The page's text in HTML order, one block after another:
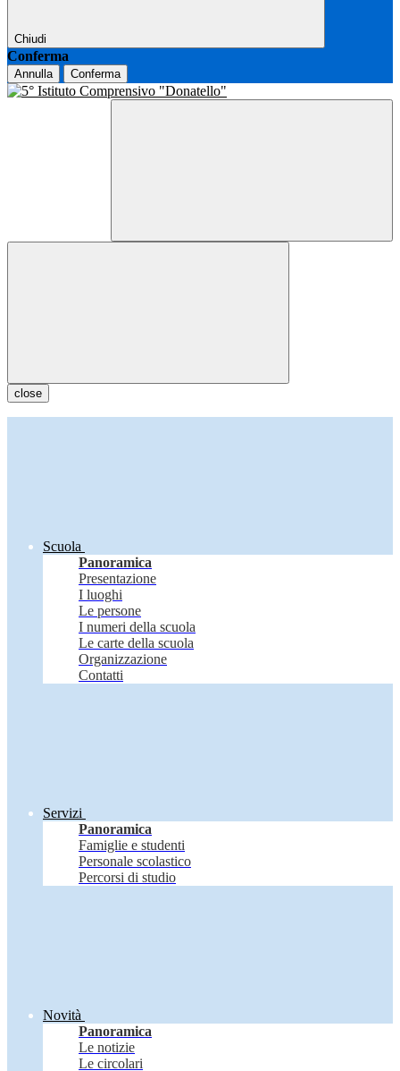
Chiudi
Conferma
Annulla Conferma
close
Scuola
Panoramica
Presentazione
I luoghi
Le persone
I numeri della scuola
Le carte della scuola
Organizzazione
Contatti
Servizi
Panoramica
Famiglie e studenti
Personale scolastico
Percorsi di studio
Novità
Panoramica
Le notizie
Le circolari